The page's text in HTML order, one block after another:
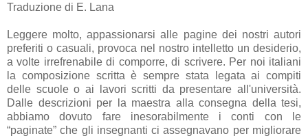
Traduzione di E. Lana
Leggere molto, appassionarsi alle pagine dei nostri autori
preferiti o casuali, provoca nel nostro intelletto un desiderio,
a volte irrefrenabile di comporre, di scrivere. Per noi italiani
la composizione scritta è sempre stata legata ai compiti
delle scuole o ai lavori scritti da presentare all'università.
Dalle descrizioni per la maestra alla consegna della tesi,
abbiamo dovuto fare inesorabilmente i conti con le
“paginate” che gli insegnanti ci assegnavano per migliorare